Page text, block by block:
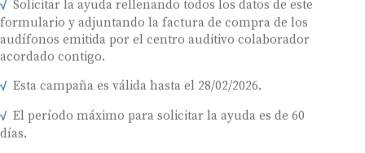
Solicitar la ayuda rellenando todos los datos de este
formulario y adjuntando la factura de compra de los
audífonos emitida por el centro auditivo colaborador
acordado contigo.
Esta campaña es válida hasta el 28/02/2026.
El período máximo para solicitar la ayuda es de 60
días.